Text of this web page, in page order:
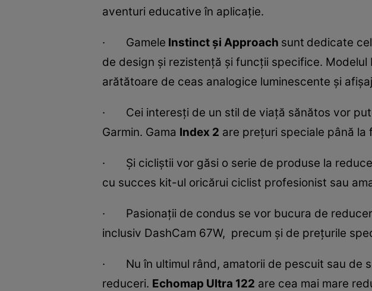
aventuri educative în aplicaţie.
· Gamele Instinct și Approach sunt dedicate
de design și rezistență și funcții specifice.
arătătoare de ceas analogice luminescente şi
· Cei interesți de un stil de viață sănătos vor
Garmin. Gama Index 2 are prețuri speciale până la
· Și cicliștii vor găsi o serie de produse la
cu succes kit-ul oricărui ciclist profesionist sau
· Pasionații de condus se vor bucura de
inclusiv DashCam 67W, precum și de prețurile
· Nu în ultimul rând, amatorii de pescuit sau de
reduceri. Echomap Ultra 122 are cea mai mare